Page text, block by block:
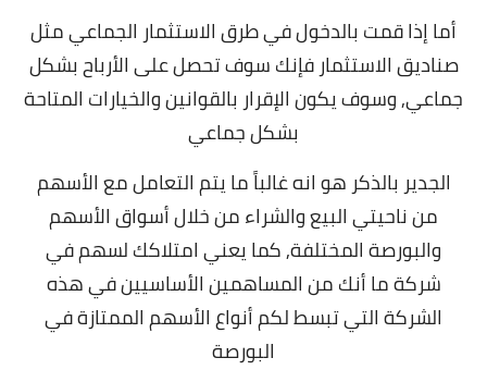
أما إذا قمت بالدخول في طرق الاستثمار الجماعي مثل
صناديق الاستثمار فإنك سوف تحصل على الأرباح بشكل
جماعي, وسوف يكون الإقرار بالقوانين والخيارات المتاحة
بشكل جماعي
الجدير بالذكر هو انه غالباً ما يتم التعامل مع الأسهم
من ناحيتي البيع والشراء من خلال أسواق الأسهم
والبورصة المختلفة, كما يعني امتلاكك لسهم في
شركة ما أنك من المساهمين الأساسيين في هذه
الشركة التي تبسط لكمأنواع الأسهم الممتازة في
البورصة